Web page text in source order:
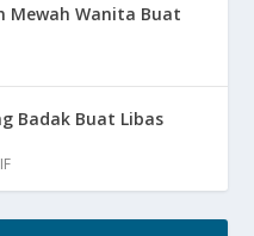
Mewah Wanita Buat
Badak Buat Libas